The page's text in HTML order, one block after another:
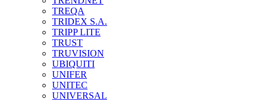
TREQA
TRIDEX S.A.
TRIPP LITE
TRUST
TRUVISION
UBIQUITI
UNIFER
UNITEC
UNIVERSAL